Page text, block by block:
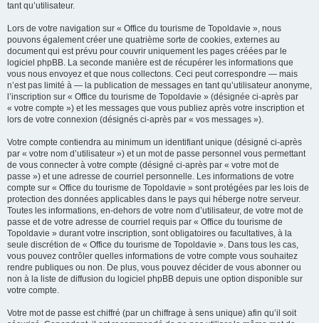
tant qu’utilisateur.
Lors de votre navigation sur « Office du tourisme de Topoldavie », nous
pouvons également créer une quatrième sorte de cookies, externes au
document qui est prévu pour couvrir uniquement les pages créées par le
logiciel phpBB. La seconde manière est de récupérer les informations que
vous nous envoyez et que nous collectons. Ceci peut correspondre — mais
n’est pas limité à — la publication de messages en tant qu’utilisateur anonyme,
l’inscription sur « Office du tourisme de Topoldavie » (désignée ci-après par
« votre compte ») et les messages que vous publiez après votre inscription et
lors de votre connexion (désignés ci-après par « vos messages »).
Votre compte contiendra au minimum un identifiant unique (désigné ci-après
par « votre nom d’utilisateur ») et un mot de passe personnel vous permettant
de vous connecter à votre compte (désigné ci-après par « votre mot de
passe ») et une adresse de courriel personnelle. Les informations de votre
compte sur « Office du tourisme de Topoldavie » sont protégées par les lois de
protection des données applicables dans le pays qui héberge notre serveur.
Toutes les informations, en-dehors de votre nom d’utilisateur, de votre mot de
passe et de votre adresse de courriel requis par « Office du tourisme de
Topoldavie » durant votre inscription, sont obligatoires ou facultatives, à la
seule discrétion de « Office du tourisme de Topoldavie ». Dans tous les cas,
vous pouvez contrôler quelles informations de votre compte vous souhaitez
rendre publiques ou non. De plus, vous pouvez décider de vous abonner ou
non à la liste de diffusion du logiciel phpBB depuis une option disponible sur
votre compte.
Votre mot de passe est chiffré (par un chiffrage à sens unique) afin qu’il soit